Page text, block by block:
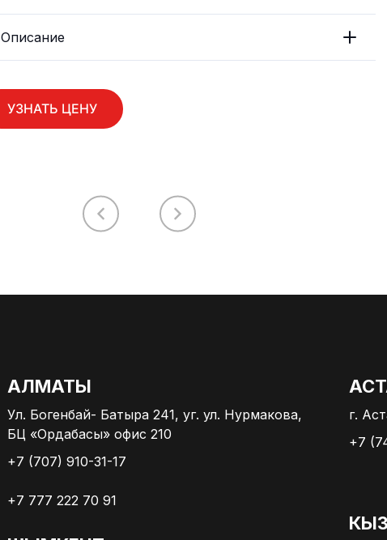
Описание
УЗНАТЬ ЦЕНУ
АЛМАТЫ
Ул. Богенбай- Батыра 241, уг. ул. Нурмакова,
БЦ «Ордабасы» офис 210
+7 (707) 910-31-17
+7 777 222 70 91
г.
+7